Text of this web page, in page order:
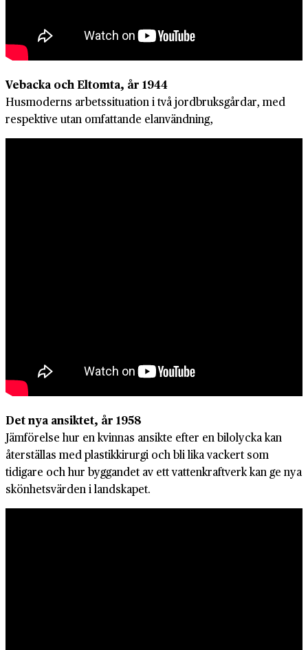
Vebacka och Eltomta, år 1944
Husmoderns arbetssituation i två jordbruksgårdar, med
respektive utan omfattande elanvändning,
Det nya ansiktet, år 1958
Jämförelse hur en kvinnas ansikte efter en bilolycka kan
återställas med plastikkirurgi och bli lika vackert som
tidigare och hur byggandet av ett vattenkraftverk kan ge nya
skönhetsvärden i landskapet.